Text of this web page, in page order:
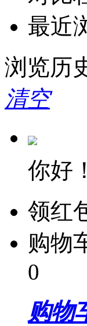
最近
浏览历
清空
你好
领红
购物
0
购物